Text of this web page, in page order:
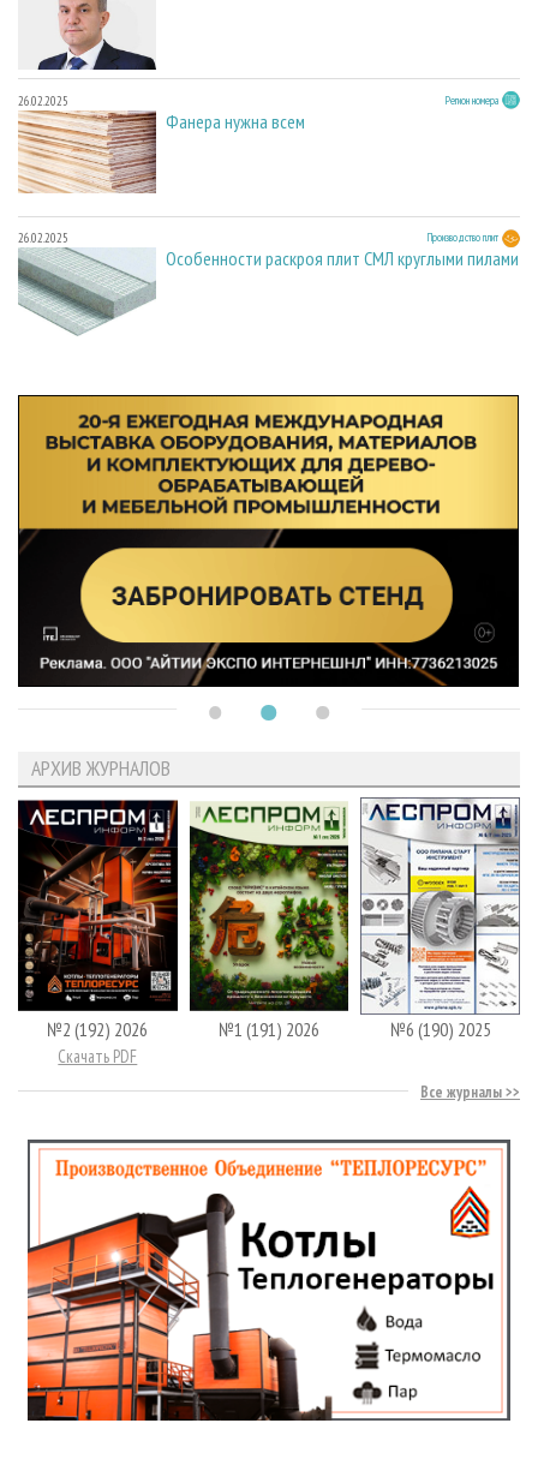
26.02.2025 Регион номера
Фанера нужна всем
26.02.2025 Производство плит
Особенности раскроя плит СМЛ круглыми пилами
АРХИВ ЖУРНАЛОВ
№2 (192) 2026
Скачать PDF
№1 (191) 2026 №6 (190) 2025
Все журналы